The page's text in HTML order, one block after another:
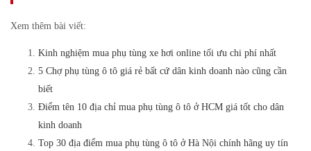
Xem thêm bài viết:
Kinh nghiệm mua phụ tùng xe hơi online tối ưu chi phí nhất
5 Chợ phụ tùng ô tô giá rẻ bất cứ dân kinh doanh nào cũng cần
biết
Điểm tên 10 địa chỉ mua phụ tùng ô tô ở HCM giá tốt cho dân
kinh doanh
Top 30 địa điểm mua phụ tùng ô tô ở Hà Nội chính hãng uy tín